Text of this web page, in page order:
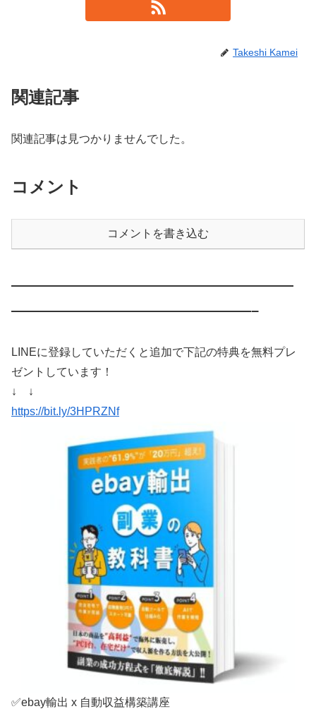
Takeshi Kamei
関連記事
関連記事は見つかりませんでした。
コメント
コメントを書き込む
————————————————————
—————————————————–
LINEに登録していただくと追加で下記の特典を無料プレ
ゼントしています！
↓ ↓
https://bit.ly/3HPRZNf
✅ebay輸出 x 自動収益構築講座